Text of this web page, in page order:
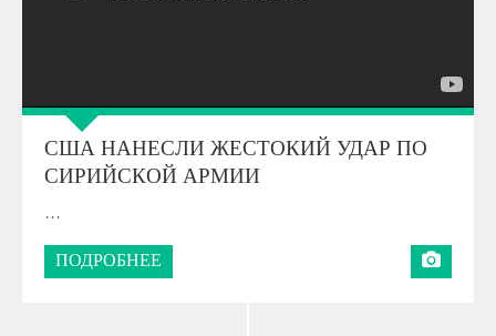
США НАНЕСЛИ ЖЕСТОКИЙ УДАР ПО
СИРИЙСКОЙ АРМИИ
…
ПОДРОБНЕЕ